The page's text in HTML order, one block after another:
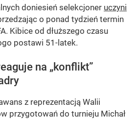
doniesień selekcjoner uczyni
o ponad tydzień termin
Kibice od dłuższego czasu
postawi 51-latek.
na „konflikt”
z reprezentacją Walii
przygotowań do turnieju Michał